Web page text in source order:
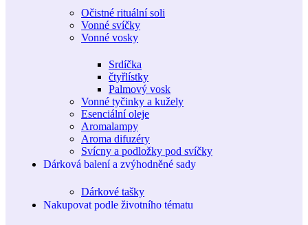
Očistné rituální soli
Vonné svíčky
Vonné vosky
Srdíčka
čtyřlístky
Palmový vosk
Vonné tyčinky a kužely
Esenciální oleje
Aromalampy
Aroma difuzéry
Svícny a podložky pod svíčky
Dárková balení a zvýhodněné sady
Dárkové tašky
Nakupovat podle životního tématu